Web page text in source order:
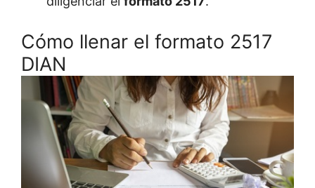
Cómo llenar el formato 2517
DIAN